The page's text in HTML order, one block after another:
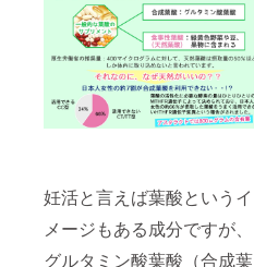
妊活と言えば葉酸というイ
メージもある成分ですが、
グルタミン酸葉酸（合成葉